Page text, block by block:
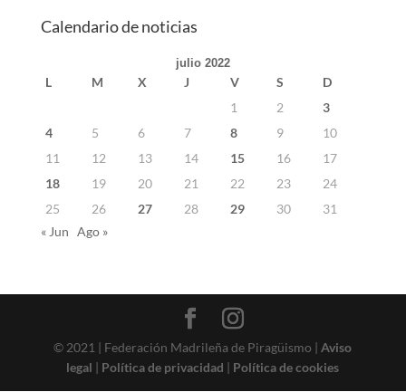
Calendario de noticias
julio 2022
L M X J V S
D
1
2
3
4
5 6 7 8 9
10
11
12 13 14 15 16
17
18
19 20 21 22 23
24
25
26 27 28 29 30
31
« Jun Ago »
© 2021 | Federación Madrileña de Piragüismo |Aviso
legal | Política de privacidad | Política de cookies